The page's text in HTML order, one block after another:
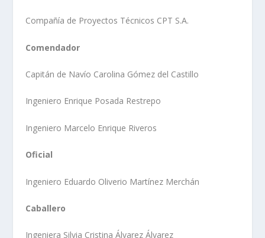
Compañía de Proyectos Técnicos CPT S.A.
Comendador
Capitán de Navío Carolina Gómez del Castillo
Ingeniero Enrique Posada Restrepo
Ingeniero Marcelo Enrique Riveros
Oficial
Ingeniero Eduardo Oliverio Martínez Merchán
Caballero
Ingeniera Silvia Cristina Álvarez Álvarez